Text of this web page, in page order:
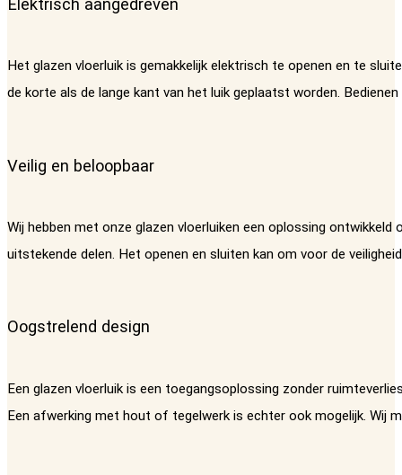
Elektrisch aangedreven
Het glazen vloerluik is gemakkelijk elektrisch te openen en te
de korte als de lange kant van het luik geplaatst worden.
Veilig en beloopbaar
Wij hebben met onze glazen vloerluiken een oplossing
uitstekende delen. Het openen en sluiten kan om voor de
Oogstrelend design
Een glazen vloerluik is een toegangsoplossing zonder
Een afwerking met hout of tegelwerk is echter ook mogelijk. Wij